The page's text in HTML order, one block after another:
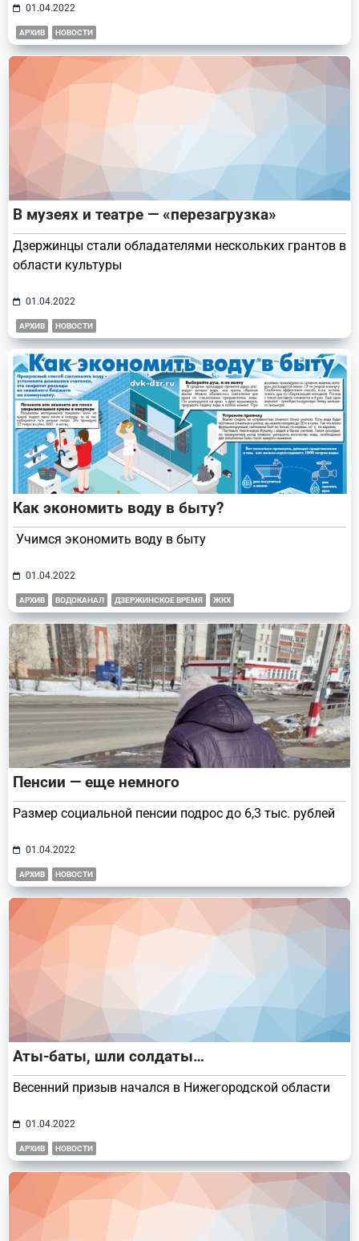
01.04.2022
АРХИВ НОВОСТИ
В музеях и театре — «перезагрузка»
Дзержинцы стали обладателями нескольких грантов в
области культуры
01.04.2022
АРХИВ НОВОСТИ
Как экономить воду в быту?
Учимся экономить воду в быту
01.04.2022
АРХИВ ВОДОКАНАЛ ДЗЕРЖИНСКОЕ ВРЕМЯ ЖКХ
Пенсии — еще немного
Размер социальной пенсии подрос до 6,3 тыс. рублей
01.04.2022
АРХИВ НОВОСТИ
Аты-баты, шли солдаты…
Весенний призыв начался в Нижегородской области
01.04.2022
АРХИВ НОВОСТИ